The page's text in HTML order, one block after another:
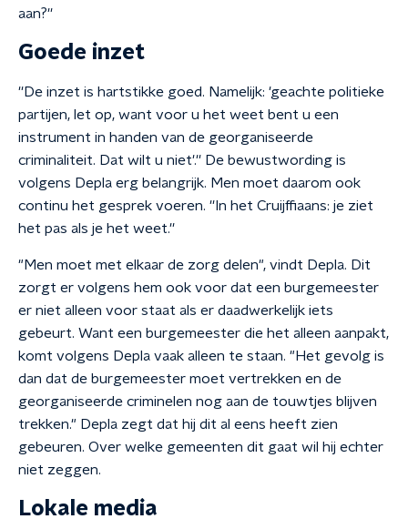
aan?''
Goede inzet
''De inzet is hartstikke goed. Namelijk: 'geachte politieke
partijen, let op, want voor u het weet bent u een
instrument in handen van de georganiseerde
criminaliteit. Dat wilt u niet'.'' De bewustwording is
volgens Depla erg belangrijk. Men moet daarom ook
continu het gesprek voeren. ''In het Cruijffiaans: je ziet
het pas als je het weet.''
"Men moet met elkaar de zorg delen", vindt Depla. Dit
zorgt er volgens hem ook voor dat een burgemeester
er niet alleen voor staat als er daadwerkelijk iets
gebeurt. Want een burgemeester die het alleen aanpakt,
komt volgens Depla vaak alleen te staan. "Het gevolg is
dan dat de burgemeester moet vertrekken en de
georganiseerde criminelen nog aan de touwtjes blijven
trekken." Depla zegt dat hij dit al eens heeft zien
gebeuren. Over welke gemeenten dit gaat wil hij echter
niet zeggen.
Lokale media